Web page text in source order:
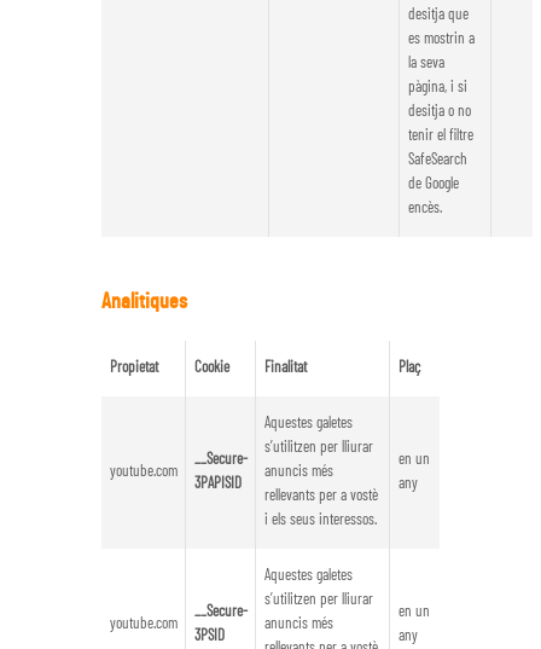
desitja que
es mostrin a
la seva
pàgina, i si
desitja o no
tenir el filtre
SafeSearch
de Google
encès.
Analitiques
Propietat Cookie Finalitat Plaç
youtube.com
__Secure-
3PAPISID
Aquestes galetes
s’utilitzen per lliurar
anuncis més
rellevants per a vostè
i els seus interessos.
en un
any
youtube.com
__Secure-
3PSID
Aquestes galetes
s’utilitzen per lliurar
anuncis més
en un
any